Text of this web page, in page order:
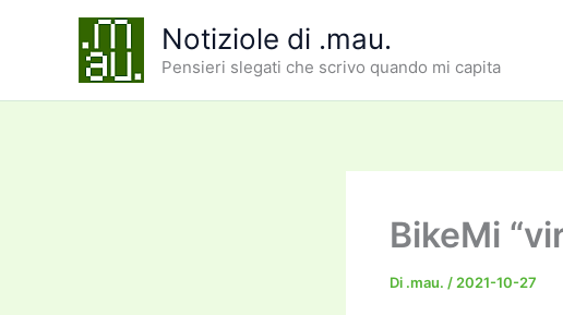
Notiziole di .mau.
Pensieri slegati che scrivo quando mi capita
BikeMi
Di .mau. / 2021-10-27